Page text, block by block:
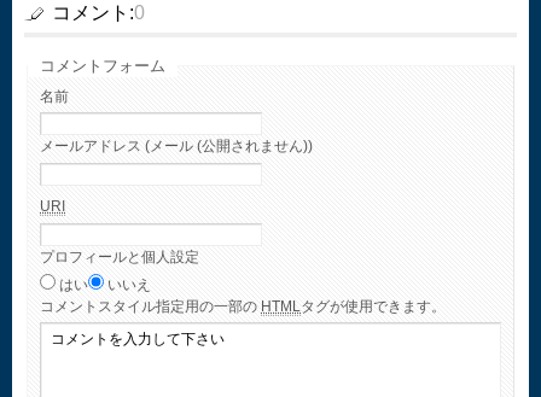
コメント:0
コメントフォーム
名前
メールアドレス (メール (公開されません))
URI
プロフィールと個人設定
はい
いいえ
コメント スタイル指定用の一部の HTML タグが使用できます。